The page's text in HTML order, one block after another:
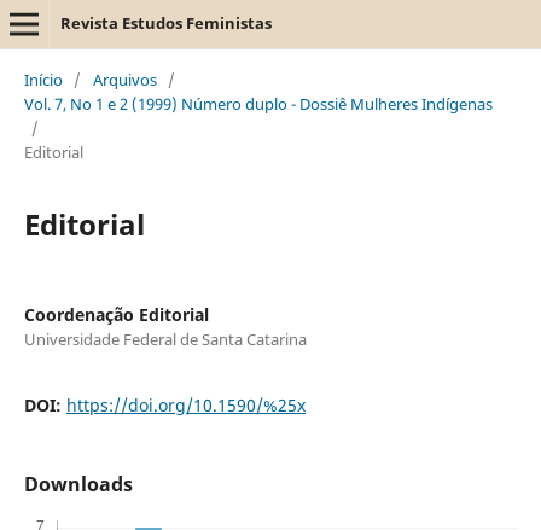
Revista Estudos Feministas
Início / Arquivos /
Vol. 7, No 1 e 2 (1999) Número duplo - Dossiê Mulheres Indígenas
/
Editorial
Editorial
Coordenação Editorial
Universidade Federal de Santa Catarina
DOI: https://doi.org/10.1590/%25x
Downloads